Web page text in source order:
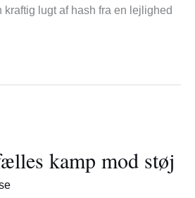
lugt af hash fra en lejlighed
kamp mod støj